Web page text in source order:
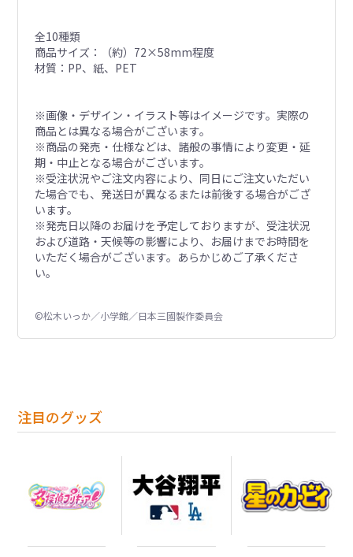
全10種類
商品サイズ：（約）72×58mm程度
材質：PP、紙、PET
※画像・デザイン・イラスト等はイメージです。実際の
商品とは異なる場合がございます。
※商品の発売・仕様などは、諸般の事情により変更・延
期・中止となる場合がございます。
※受注状況やご注文内容により、同日にご注文いただい
た場合でも、発送日が異なるまたは前後する場合がござ
います。
※発売日以降のお届けを予定しておりますが、受注状況
および道路・天候等の影響により、お届けまでお時間を
いただく場合がございます。あらかじめご了承くださ
い。
©松木いっか／小学館／日本三國製作委員会
注目のグッズ